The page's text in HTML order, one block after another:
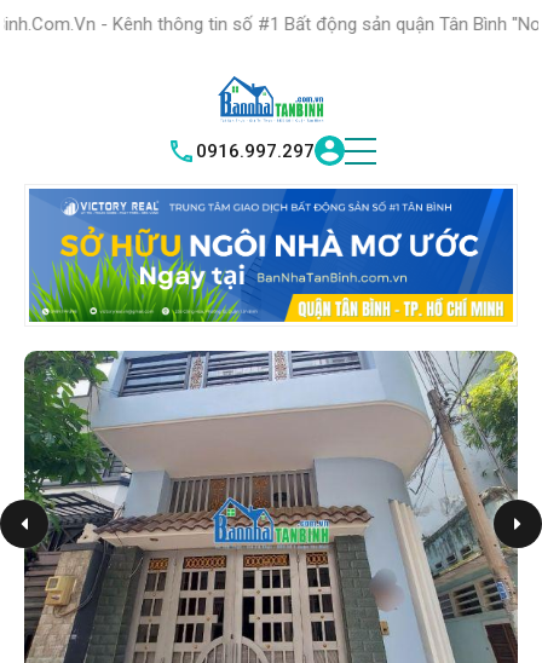
thông tin số #1 Bất động sản quận Tân Bình "Nơi bạn tìm
0916.997.297
HỆ THỐNG TRUNG
TÂM GIAO DỊCH BĐS TỐT NHẤT QUẬN
TÂN BÌNHVICTORY REAL TÌM HIỂU NGAY|